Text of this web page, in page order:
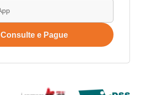
Consulte e Pague